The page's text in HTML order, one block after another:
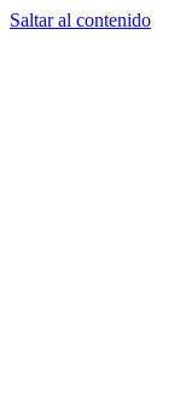
Saltar al contenido